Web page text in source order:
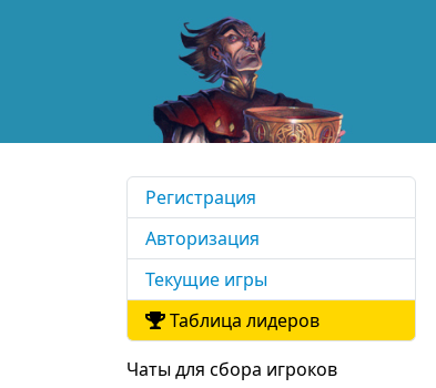
Регистрация
Авторизация
Текущие игры
Таблица лидеров
Чаты для сбора игроков